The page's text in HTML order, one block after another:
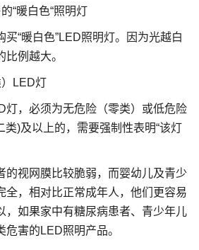
“暖白色“照明灯
“暖白色”LED照明灯。因为光越白
例越大。
LED灯
灯，必须为无危险（零类）或低危险
类)及以上的，需要强制性表明“该灯
的视网膜比较脆弱，而婴幼儿及青少
全，相对比正常成年人，他们更容易
，如果家中有糖尿病患者、青少年儿
害的LED照明产品。